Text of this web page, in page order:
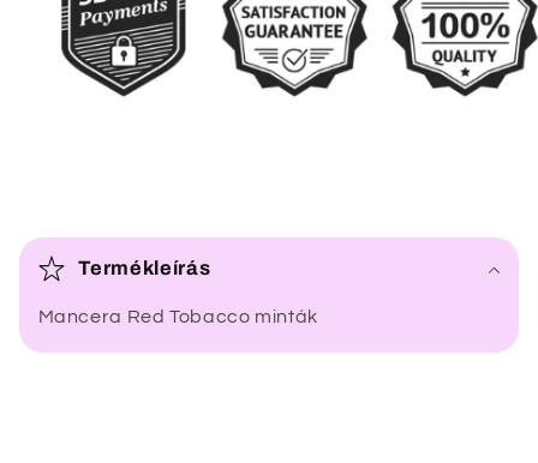
s
e
Termékleírás
Mancera Red Tobacco minták